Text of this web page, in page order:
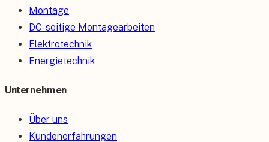
Montage
DC-seitige Montagearbeiten
Elektrotechnik
Energietechnik
Unternehmen
Über uns
Kundenerfahrungen